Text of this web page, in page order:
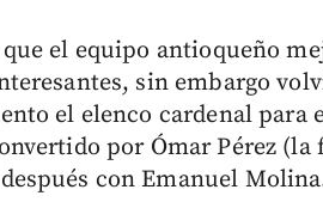
el equipo antioqueño
sin embargo
el elenco cardenal
por Ómar Pérez (la
con Emanuel